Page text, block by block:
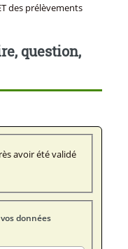
des prélèvements
question,
avoir été validé
données